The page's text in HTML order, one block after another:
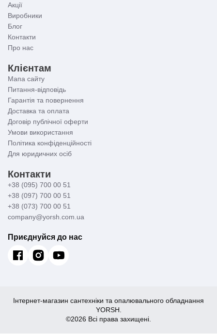
Акції
Виробники
Блог
Контакти
Про нас
Клієнтам
Мапа сайту
Питання-відповідь
Гарантія та повернення
Доставка та оплата
Договір публічної оферти
Умови використання
Політика конфіденційності
Для юридичних осіб
Контакти
+38 (095) 700 00 51
+38 (097) 700 00 51
+38 (073) 700 00 51
company@yorsh.com.ua
Приєднуйся до нас
Інтернет-магазин сантехніки та опалювального обладнання
YORSH.
©2026 Всі права захищені.